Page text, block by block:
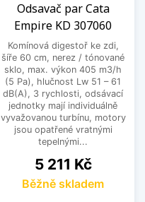
Odsavač par Cata
Empire KD 307060
Komínová digestoř ke zdi,
šíře 60 cm, nerez / tónované
sklo, max. výkon 405 m3/h
(5 Pa), hlučnost Lw 51 – 61
dB(A), 3 rychlosti, odsávací
jednotky mají individuálně
vyvažovanou turbínu, motory
jsou opatřené vratnými
tepelnými...
Cena
5 211 Kč
Běžně skladem